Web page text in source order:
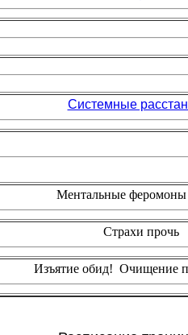
Системные
Ментальные
Страхи прочь
Изъятие обид! Очищение